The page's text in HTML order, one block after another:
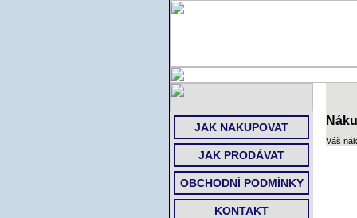
JAK NAKUPOVAT
JAK PRODÁVAT
OBCHODNÍ PODMÍNKY
KONTAKT
Váš